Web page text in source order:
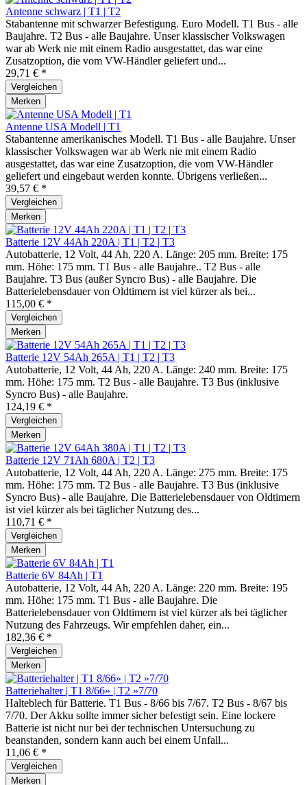
Antenne schwarz | T1 | T2
Stabantenne mit schwarzer Befestigung. Euro Modell. T1 Bus - alle
Baujahre. T2 Bus - alle Baujahre. Unser klassischer Volkswagen
war ab Werk nie mit einem Radio ausgestattet, das war eine
Zusatzoption, die vom VW-Händler geliefert und...
29,71 € *
Vergleichen
Merken
Antenne USA Modell | T1
Stabantenne amerikanisches Modell. T1 Bus - alle Baujahre. Unser
klassischer Volkswagen war ab Werk nie mit einem Radio
ausgestattet, das war eine Zusatzoption, die vom VW-Händler
geliefert und eingebaut werden konnte. Übrigens verließen...
39,57 € *
Vergleichen
Merken
Batterie 12V 44Ah 220A | T1 | T2 | T3
Autobatterie, 12 Volt, 44 Ah, 220 A. Länge: 205 mm. Breite: 175
mm. Höhe: 175 mm. T1 Bus - alle Baujahre.. T2 Bus - alle
Baujahre. T3 Bus (außer Syncro Bus) - alle Baujahre. Die
Batterielebensdauer von Oldtimern ist viel kürzer als bei...
115,00 € *
Vergleichen
Merken
Batterie 12V 54Ah 265A | T1 | T2 | T3
Autobatterie, 12 Volt, 44 Ah, 220 A. Länge: 240 mm. Breite: 175
mm. Höhe: 175 mm. T2 Bus - alle Baujahre. T3 Bus (inklusive
Syncro Bus) - alle Baujahre.
124,19 € *
Vergleichen
Merken
Batterie 12V 71Ah 680A | T2 | T3
Autobatterie, 12 Volt, 44 Ah, 220 A. Länge: 275 mm. Breite: 175
mm. Höhe: 175 mm. T2 Bus - alle Baujahre. T3 Bus (inklusive
Syncro Bus) - alle Baujahre. Die Batterielebensdauer von Oldtimern
ist viel kürzer als bei täglicher Nutzung des...
110,71 € *
Vergleichen
Merken
Batterie 6V 84Ah | T1
Autobatterie, 12 Volt, 44 Ah, 220 A. Länge: 220 mm. Breite: 195
mm. Höhe: 175 mm. T1 Bus - alle Baujahre. Die
Batterielebensdauer von Oldtimern ist viel kürzer als bei täglicher
Nutzung des Fahrzeugs. Wir empfehlen daher, ein...
182,36 € *
Vergleichen
Merken
Batteriehalter | T1 8/66» | T2 »7/70
Halteblech für Batterie. T1 Bus - 8/66 bis 7/67. T2 Bus - 8/67 bis
7/70. Der Akku sollte immer sicher befestigt sein. Eine lockere
Batterie ist nicht nur bei der technischen Untersuchung zu
beanstanden, sondern kann auch bei einem Unfall...
11,06 € *
Vergleichen
Merken